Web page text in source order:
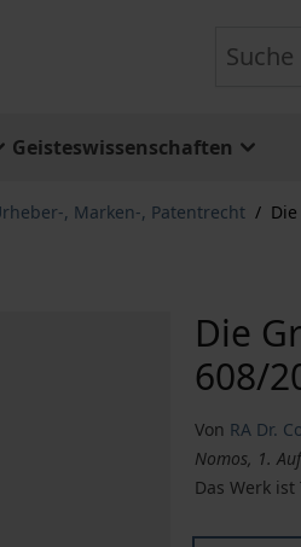
Geisteswissenschaften
, Marken-, Patentrecht /
Die
608/
Von RA Dr.
Nomos, 1.
Das Werk